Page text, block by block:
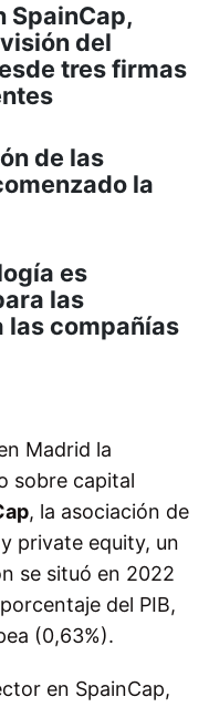
SpainCap,
del
tres firmas
de las
la
es
las
las compañías
Madrid la
sobre capital
, la asociación de
private equity, un
se situó en 2022
del PIB,
(0,63%).
en SpainCap,